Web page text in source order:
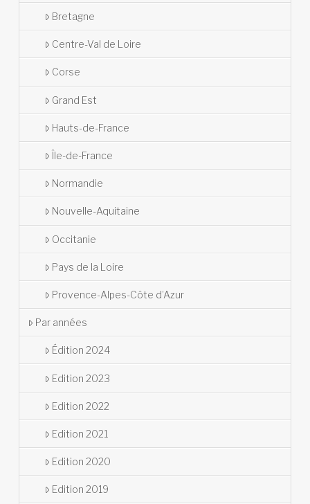
Bretagne
Centre-Val de Loire
Corse
Grand Est
Hauts-de-France
Île-de-France
Normandie
Nouvelle-Aquitaine
Occitanie
Pays de la Loire
Provence-Alpes-Côte d’Azur
Par années
Édition 2024
Edition 2023
Edition 2022
Edition 2021
Edition 2020
Edition 2019